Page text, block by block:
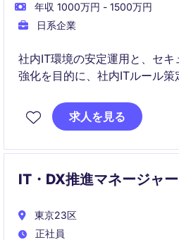
年収 1000万円 - 1500万円
日系企業
社内IT環境の安定運用と、セキ
強化を目的に、社内ITルール
CIO直下で社内IT基盤の整備・
求人を見る
IT・DX推進マネージャー
東京23区
正社員